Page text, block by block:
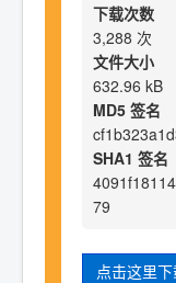
下载次数
3,288 次
文件大小
632.96 kB
MD5 签名
SHA1 签名
79
点击这里